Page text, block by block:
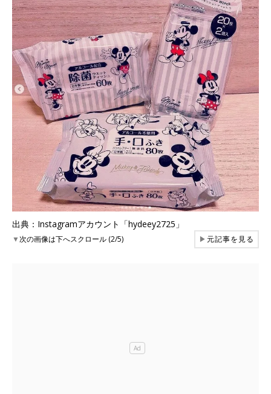
出典：Instagramアカウント「hydeey2725」
▼次の画像は下へスクロール (2/5) ▶元記事を見る